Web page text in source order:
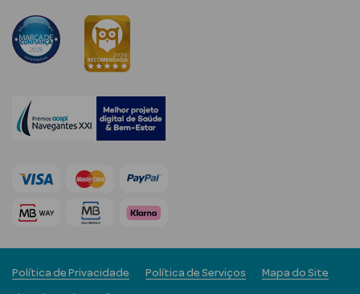
Rosto e
Cosmética
Rosto
Séruns Faciais
Creme de Olhos
envelhecimento
Política de Privacidade Política de Serviços Mapa do Site